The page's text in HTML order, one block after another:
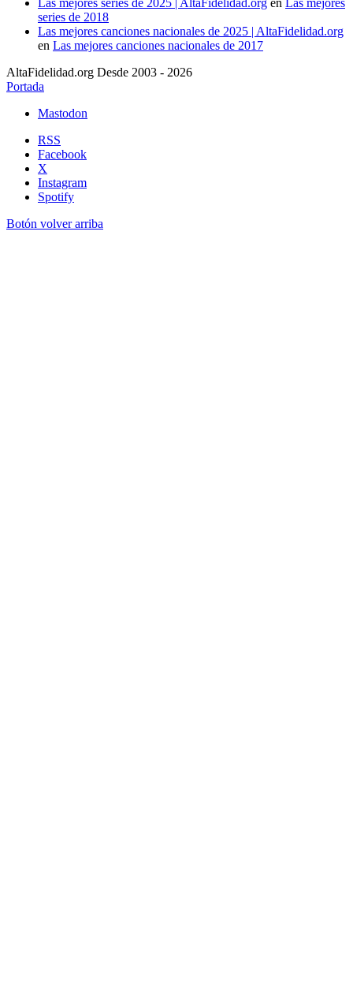
Las mejores series de 2025 | AltaFidelidad.org en Las mejores
series de 2018
Las mejores canciones nacionales de 2025 | AltaFidelidad.org
en Las mejores canciones nacionales de 2017
AltaFidelidad.org Desde 2003 - 2026
Portada
Mastodon
RSS
Facebook
X
Instagram
Spotify
Botón volver arriba